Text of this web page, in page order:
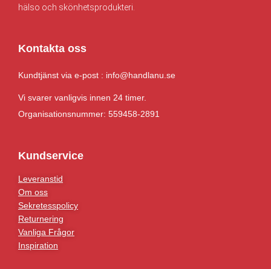
hälso och skönhetsprodukteri.
Kontakta oss
Kundtjänst via e-post : info@handlanu.se
Vi svarer vanligvis innen 24 timer.
Organisationsnummer: 559458-2891
Kundservice
Leveranstid
Om oss
Sekretesspolicy
Returnering
Vanliga Frågor
Inspiration